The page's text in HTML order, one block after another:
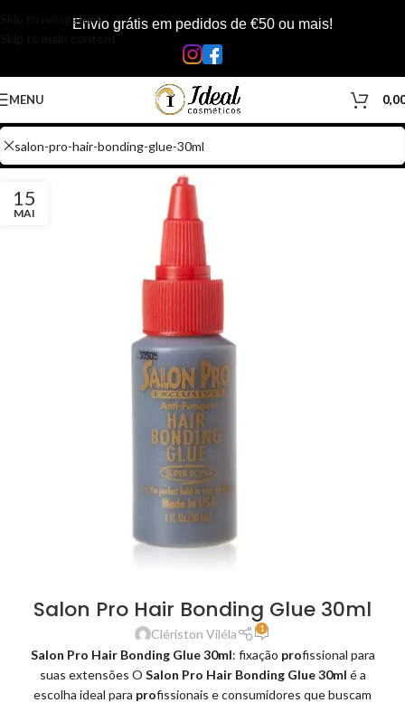
Skip to navigationEnvio grátis em pedidos de €50 ou mais!
MENU
15
MAI
Salon Pro Hair Bonding Glue 30ml
Clériston Viléla 1
Salon Pro Hair Bonding Glue 30ml: fixação profissional para
suas extensões O Salon Pro Hair Bonding Glue 30ml é a
escolha ideal para profissionais e consumidores que buscam